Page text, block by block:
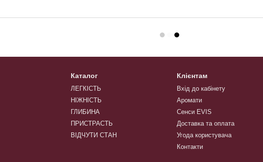
Каталог
ЛЕГКІСТЬ
НІЖНІСТЬ
ГЛИБИНА
ПРИСТРАСТЬ
ВІДЧУТИ СТАН
Клієнтам
Вхід до кабінету
Аромати
Сенси EVIS
Доставка та оплата
Угода користувача
Контакти